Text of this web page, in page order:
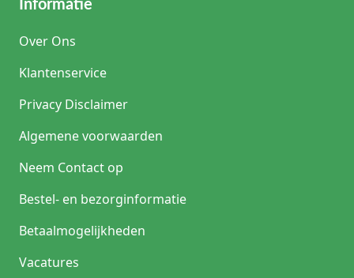
Informatie
Over Ons
Klantenservice
Privacy Disclaimer
Algemene voorwaarden
Neem Contact op
Bestel- en bezorginformatie
Betaalmogelijkheden
Vacatures